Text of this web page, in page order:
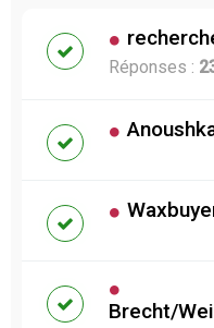
Réponses :
Brecht/